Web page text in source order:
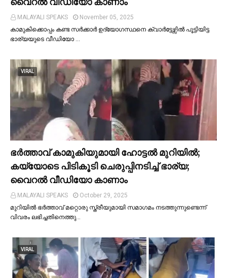
MALAYALI SPEAKS
November 05, 2025
കാമുകിക്കൊപ്പം കണ്ട സർക്കാർ ഉദ്യോഗസ്ഥനെ ക്വാർട്ടേഴ്സില്‍ പൂട്ടിയിട്ട
ഭാര്യയുടെ വീഡിയോ …
VIRAL
ഭര്‍ത്താവ് കാമുകിയുമായി ഹോട്ടല്‍ മുറിയില്‍;
കയ്യോടെ പിടികൂടി ചെരുപ്പിനടിച്ച്‌ ഭാര്യ;
വൈറൽ വീഡിയോ കാണാം
MALAYALI SPEAKS
October 29, 2025
മുറിയില്‍ ഭർത്താവ് മറ്റൊരു സ്ത്രീയുമായി സമാഗമം നടത്തുന്നുണ്ടെന്ന്
വിവരം ലഭിച്ചതിനെത്തു…
VIRAL